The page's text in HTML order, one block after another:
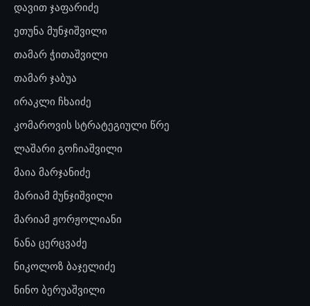
დავით ჯაფარიძე
ეთუნა მუნჯიშვილი
თამარ ჭითაშვილი
თამარ ჯაბუა
ირაკლი ჩხაიძე
კომაროვის სტრატეგიული წრე
ლაშარი გოჩიაშვილი
მაია მარჯანიძე
მარიამ მუნჯიშვილი
მარიამ ჟორჟოლიანი
ნანა ცერცვაძე
ნიკოლოზ ბაჯელიძე
ნინო ბერუაშვილი